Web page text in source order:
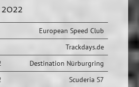
2022
European Speed Club
Trackdays.de
Destination Nürburgring
Scuderia S7